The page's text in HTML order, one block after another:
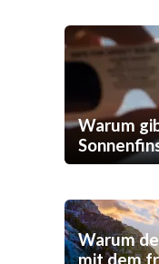
Warum
Warum
mit dem